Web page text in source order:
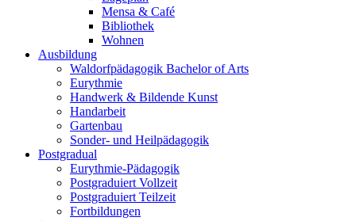
Mensa & Café
Bibliothek
Wohnen
Ausbildung
Waldorfpädagogik Bachelor of Arts
Eurythmie
Handwerk & Bildende Kunst
Handarbeit
Gartenbau
Sonder- und Heilpädagogik
Postgradual
Eurythmie-Pädagogik
Postgraduiert Vollzeit
Postgraduiert Teilzeit
Fortbildungen